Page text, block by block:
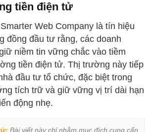
tiền điện tử
Web Company là tín hiệu
đồng đầu tư rằng, các doanh
niềm tin vững chắc vào tiềm
tiền điện tử. Thị trường này tiếp
đầu tư tổ chức, đặc biệt trong
tích trữ và giữ vững vị trí dài hạn
động nhẹ.
Bài viết này chỉ nhằm mục đích cung cấp